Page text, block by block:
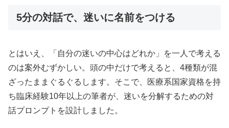
5分の対話で、迷いに名前をつける
とはいえ、「自分の迷いの中心はどれか」を一人で考える
のは案外むずかしい。頭の中だけで考えると、4種類が混
ざったままぐるぐるします。そこで、医療系国家資格を持
ち臨床経験10年以上の筆者が、迷いを分解するための対
話プロンプトを設計しました。